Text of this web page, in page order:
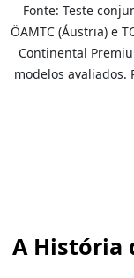
Fonte: Teste
ÖAMTC (Áustria) e
Continental
modelos avaliados.
A História